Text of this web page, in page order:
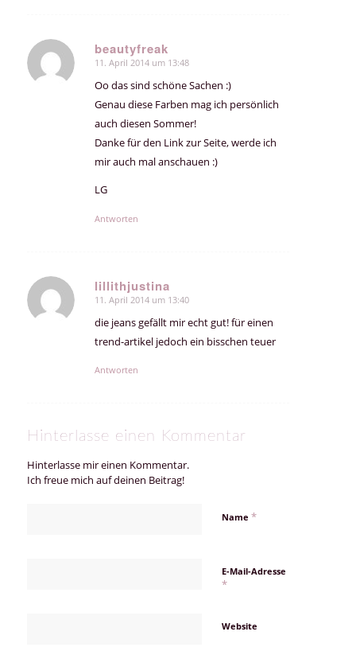
beautyfreak
sagte:
11. April 2014 um 13:48
Oo das sind schöne Sachen :)
Genau diese Farben mag ich persönlich
auch diesen Sommer!
Danke für den Link zur Seite, werde ich
mir auch mal anschauen :)
LG
Antworten
lillithjustina
sagte:
11. April 2014 um 13:40
die jeans gefällt mir echt gut! für einen
trend-artikel jedoch ein bisschen teuer
Antworten
Hinterlasse einen Kommentar
Hinterlasse mir einen Kommentar.
Ich freue mich auf deinen Beitrag!
Name *
E-Mail-Adresse
*
Website